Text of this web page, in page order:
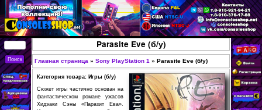
Перейти к основному
содержанию
КУПИТЬ
СОВРЕМЕННЫЕ И
РЕТРО ИГРОВЫЕ
Parasite Eve (б/у)
Вы здесь
Главная страница » Sony PlayStation 1 » Parasite